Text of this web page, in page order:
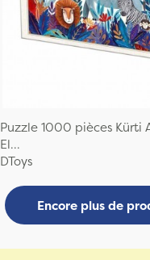
Puzzle 1000 pièces Kürti
El...
DToys
Encore plus de